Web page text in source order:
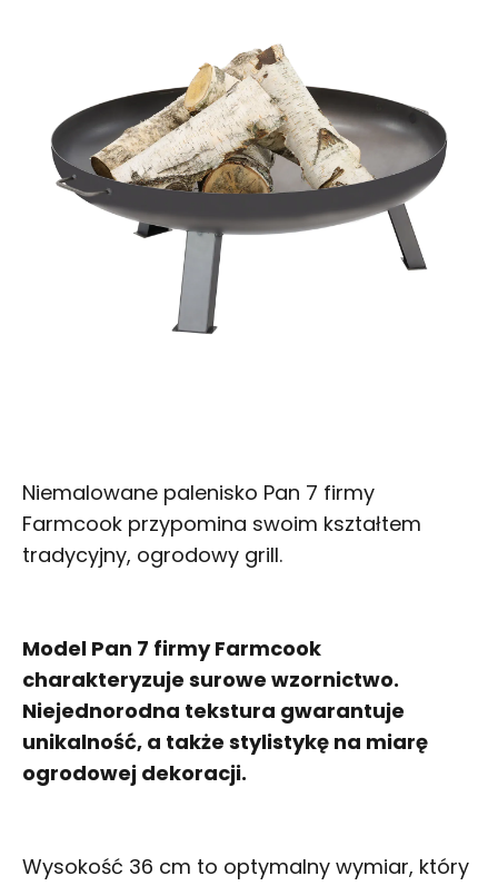
Niemalowane palenisko Pan 7 firmy
Farmcook przypomina swoim kształtem
tradycyjny, ogrodowy grill.
Model Pan 7 firmy Farmcook
charakteryzuje surowe wzornictwo.
Niejednorodna tekstura gwarantuje
unikalność, a także stylistykę na miarę
ogrodowej dekoracji.
Wysokość 36 cm to optymalny wymiar, który